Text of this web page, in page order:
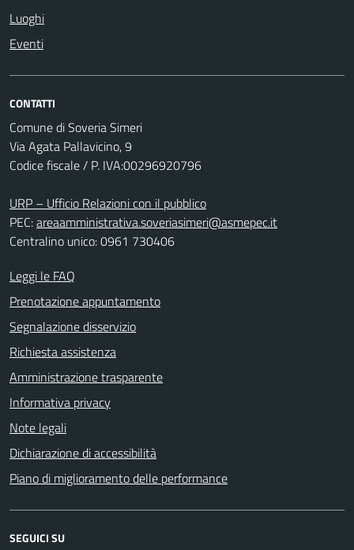
Luoghi
Eventi
CONTATTI
Comune di Soveria Simeri
Via Agata Pallavicino, 9
Codice fiscale / P. IVA:00296920796
URP – Ufficio Relazioni con il pubblico
PEC:areaamministrativa.soveriasimeri@asmepec.it
Centralino unico: 0961 730406
Leggi le FAQ
Prenotazione appuntamento
Segnalazione disservizio
Richiesta assistenza
Amministrazione trasparente
Informativa privacy
Note legali
Dichiarazione di accessibilità
Piano di miglioramento delle performance
SEGUICI SU